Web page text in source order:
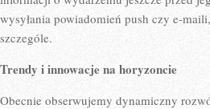
wysyłania powiadomień push czy e-
szczególe.
Trendy i innowacje na horyzoncie
Obecnie obserwujemy dynamiczny